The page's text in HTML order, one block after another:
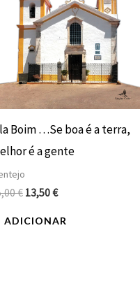
Boim …Se boa é a terra,
é a gente
€ 13,50€
ADICIONAR